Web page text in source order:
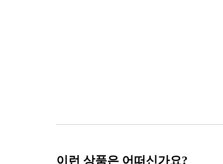
이런 상품은 어떠신가요?